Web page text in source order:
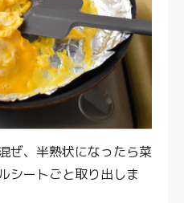
ぜ、半熟状になったら菜
シートごと取り出しま